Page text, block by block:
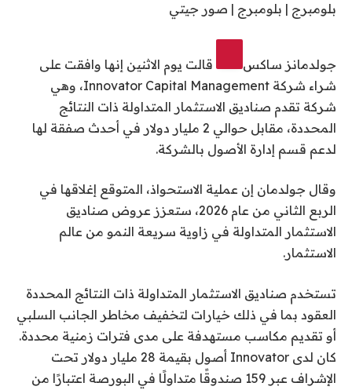
بلومبرج | بلومبرج | صور جيتي
جولدمانز ساكس
قالت يوم الاثنين إنها وافقت على
شراء شركة Innovator Capital Management، وهي
شركة تقدم صناديق الاستثمار المتداولة ذات النتائج
المحددة، مقابل حوالي 2 مليار دولار في أحدث صفقة لها
لدعم قسم إدارة الأصول بالشركة.
وقال جولدمان إن عملية الاستحواذ، المتوقع إغلاقها في
الربع الثاني من عام 2026، ستعزز عروض صناديق
الاستثمار المتداولة في زاوية سريعة النمو من عالم
الاستثمار.
تستخدم صناديق الاستثمار المتداولة ذات النتائج المحددة
العقود بما في ذلك خيارات لتخفيف مخاطر الجانب السلبي
أو تقديم مكاسب مستهدفة على مدى فترات زمنية محددة.
كان لدى Innovator أصول بقيمة 28 مليار دولار تحت
الإشراف عبر 159 صندوقًا متداولًا في البورصة اعتبارًا من